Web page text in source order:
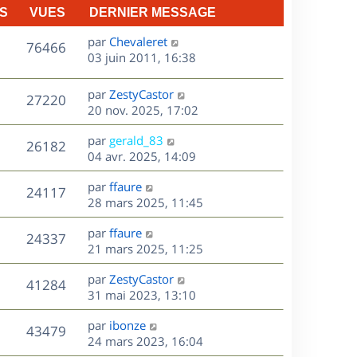
VUES DERNIER MESSAGE
76466V
u
e
D
e
n
i
e
r
m
e
s
s
a
g
e
par Chevaleret
03 juin 2011, 16:38
27220V
u
e
s
D
e
r
n
i
e
r
m
e
s
s
a
g
e
par ZestyCastor
20 nov. 2025, 17:02
26182V
u
s
D
e
r
n
i
e
r
m
e
s
s
a
g
e
par gerald_83
04 avr. 2025, 14:09
24117V
u
D
e
r
n
i
e
r
m
e
s
s
par ffaure
28 mars 2025, 11:45
24337V
u
s
D
e
r
n
i
e
r
m
par ffaure
21 mars 2025, 11:25
41284V
u
D
e
r
n
i
par ZestyCastor
31 mai 2023, 13:10
43479V
D
e
par ibonze
24 mars 2023, 16:04